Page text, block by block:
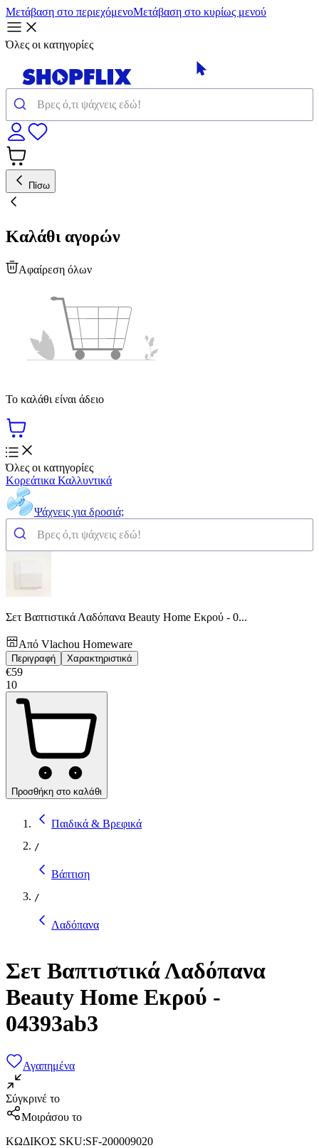
Μετάβαση στο περιεχόμενοΜετάβαση στο κυρίως μενού
Όλες οι κατηγορίες
Πίσω
Καλάθι αγορών
Αφαίρεση όλων
Το καλάθι είναι άδειο
Όλες οι κατηγορίες
Κορεάτικα Καλλυντικά
Ψάχνεις για δροσιά;
Σετ Βαπτιστικά Λαδόπανα Beauty Home Εκρού - 0...
Από Vlachou Homeware
Περιγραφή Χαρακτηριστικά
€59
10
Προσθήκη στο καλάθι
Παιδικά & Βρεφικά
/
Βάπτιση
/
Λαδόπανα
Σετ Βαπτιστικά Λαδόπανα
Beauty Home Εκρού -
04393ab3
Αγαπημένα
Σύγκρινέ το
Μοιράσου το
ΚΩΔΙΚΟΣ SKU:SF-200009020